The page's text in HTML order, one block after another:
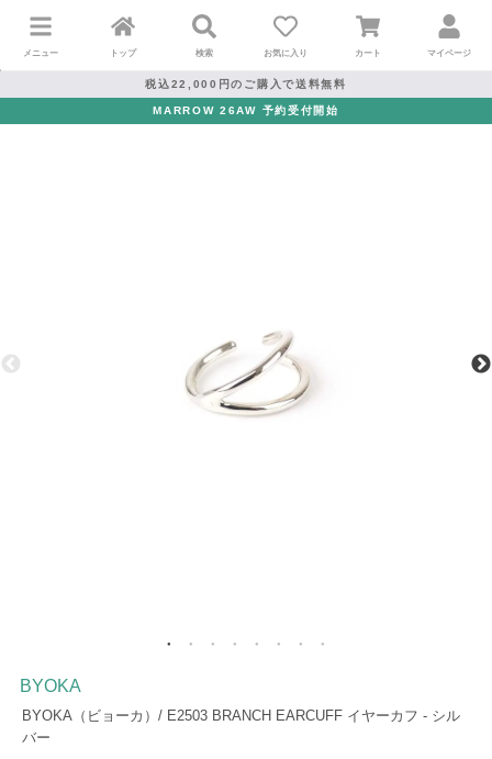
メニュー トップ 検索 お気に入り カート マイページ
税込22,000円のご購入で送料無料
MARROW 26AW 予約受付開始
BYOKA
BYOKA（ビョーカ）/ E2503 BRANCH EARCUFF イヤーカフ - シル
バー